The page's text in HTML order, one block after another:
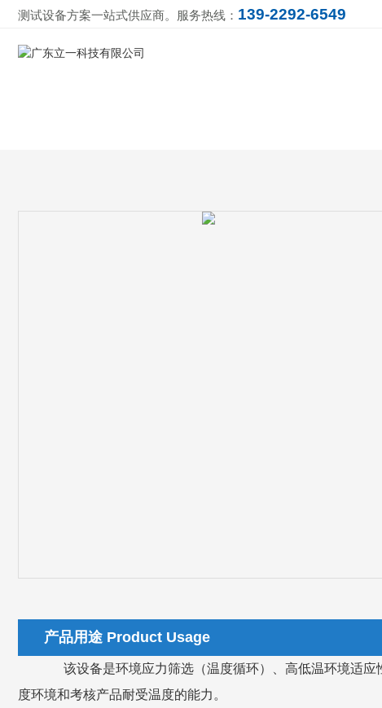
测试设备方案一站式供应商。服务热线： 139-2292-6549
产品用途 Product Usage
该设备是环境应力筛选（温度循环）、高低温环境适
度环境和考核产品耐受温度的能力。